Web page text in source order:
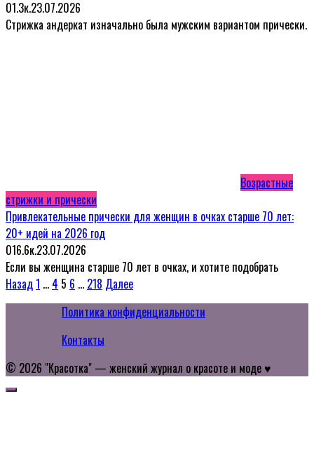
01.3к.23.07.2026
Стрижка андеркат изначально была мужским вариантом прически.
Возрастные
стрижки и прически
Привлекательные прически для женщин в очках старше 70 лет:
20+ идей на 2026 год
016.6к.23.07.2026
Если вы женщина старше 70 лет в очках, и хотите подобрать
Пагинация
записей
Назад1 … 4 5 6 … 218 Далее
Политика конфиденциальности
Контакты
© 2026 "Красотка" — женский журнал о красоте и моде ♥